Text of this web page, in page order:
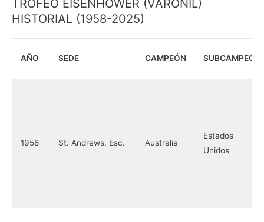
TROFEO EISENHOWER (VARONIL)
HISTORIAL (1958-2025)
AÑO SEDE CAMPEÓN SUBCAMPEÓN
1958 St. Andrews, Esc. Australia
Estados
Unidos